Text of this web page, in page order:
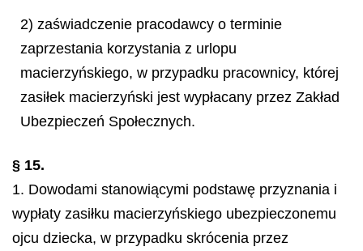
2) zaświadczenie pracodawcy o terminie
zaprzestania korzystania z urlopu
macierzyńskiego, w przypadku pracownicy, której
zasiłek macierzyński jest wypłacany przez Zakład
Ubezpieczeń Społecznych.
§ 15.
1. Dowodami stanowiącymi podstawę przyznania i
wypłaty zasiłku macierzyńskiego ubezpieczonemu
ojcu dziecka, w przypadku skrócenia przez